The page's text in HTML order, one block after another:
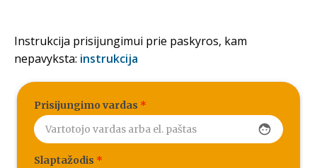
Instrukcija prisijungimui prie paskyros, kam
nepavyksta: instrukcija
Prisijungimo vardas *
face
Slaptažodis *